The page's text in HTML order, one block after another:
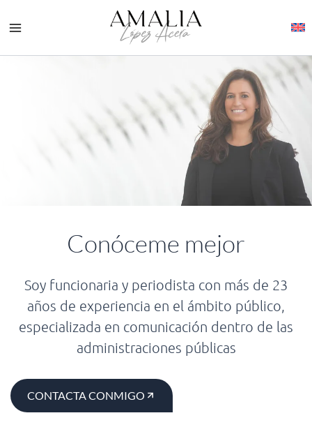
Conóceme mejor
Soy funcionaria y periodista con más de 23
años de experiencia en el ámbito público,
especializada en comunicación dentro de las
administraciones públicas
CONTACTA CONMIGO